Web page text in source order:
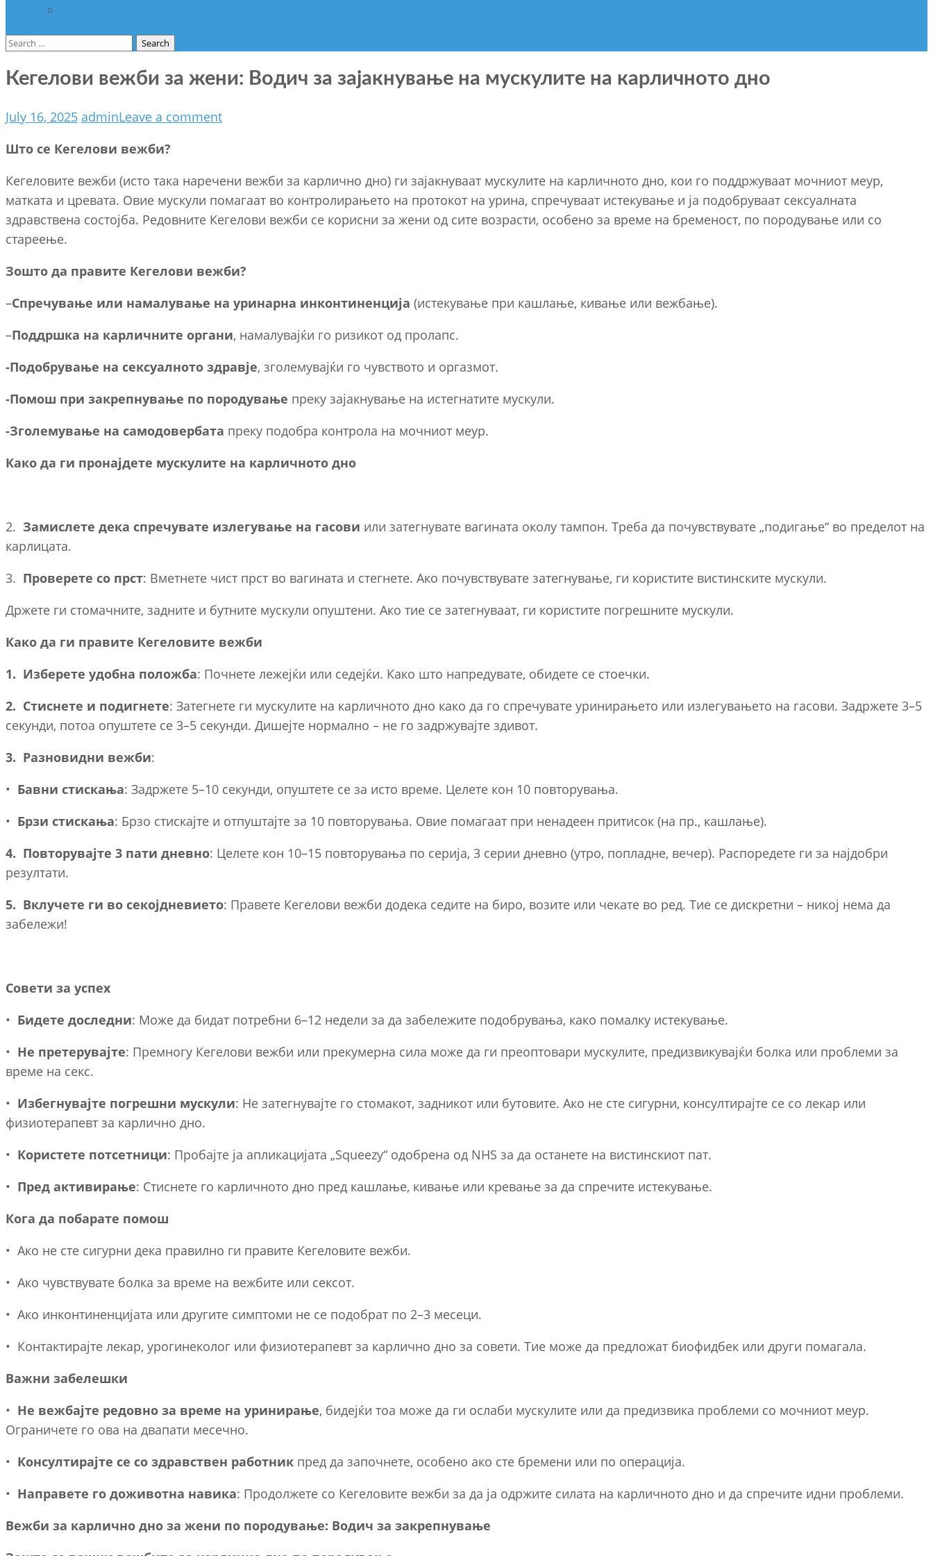
Search
Кегелови вежби за жени: Водич за зајакнување на мускулите на карличното дно
July 16, 2025 adminLeave a comment
Што се Кегелови вежби?
Кегеловите вежби (исто така наречени вежби за карлично дно) ги зајакнуваат мускулите на карличното дно, кои го поддржуваат мочниот меур,
матката и цревата. Овие мускули помагаат во контролирањето на протокот на урина, спречуваат истекување и ја подобруваат сексуалната
здравствена состојба. Редовните Кегелови вежби се корисни за жени од сите возрасти, особено за време на бременост, по породување или со
стареење.
Зошто да правите Кегелови вежби?
–Спречување или намалување на уринарна инконтиненција (истекување при кашлање, кивање или вежбање).
–Поддршка на карличните органи, намалувајќи го ризикот од пролапс.
-Подобрување на сексуалното здравје, зголемувајќи го чувството и оргазмот.
-Помош при закрепнување по породување преку зајакнување на истегнатите мускули.
-Зголемување на самодовербата преку подобра контрола на мочниот меур.
Како да ги пронајдете мускулите на карличното дно
2. Замислете дека спречувате излегување на гасови или затегнувате вагината околу тампон. Треба да почувствувате „подигање“ во пределот на
карлицата.
3. Проверете со прст: Вметнете чист прст во вагината и стегнете. Ако почувствувате затегнување, ги користите вистинските мускули.
Држете ги стомачните, задните и бутните мускули опуштени. Ако тие се затегнуваат, ги користите погрешните мускули.
Како да ги правите Кегеловите вежби
1. Изберете удобна положба: Почнете лежејќи или седејќи. Како што напредувате, обидете се стоечки.
2. Стиснете и подигнете: Затегнете ги мускулите на карличното дно како да го спречувате уринирањето или излегувањето на гасови. Задржете 3–5
секунди, потоа опуштете се 3–5 секунди. Дишејте нормално – не го задржувајте здивот.
3. Разновидни вежби:
• Бавни стискања: Задржете 5–10 секунди, опуштете се за исто време. Целете кон 10 повторувања.
• Брзи стискања: Брзо стискајте и отпуштајте за 10 повторувања. Овие помагаат при ненадеен притисок (на пр., кашлање).
4. Повторувајте 3 пати дневно: Целете кон 10–15 повторувања по серија, 3 серии дневно (утро, попладне, вечер). Распоредете ги за најдобри
резултати.
5. Вклучете ги во секојдневието: Правете Кегелови вежби додека седите на биро, возите или чекате во ред. Тие се дискретни – никој нема да
забележи!
Совети за успех
• Бидете доследни: Може да бидат потребни 6–12 недели за да забележите подобрувања, како помалку истекување.
• Не претерувајте: Премногу Кегелови вежби или прекумерна сила може да ги преоптовари мускулите, предизвикувајќи болка или проблеми за
време на секс.
• Избегнувајте погрешни мускули: Не затегнувајте го стомакот, задникот или бутовите. Ако не сте сигурни, консултирајте се со лекар или
физиотерапевт за карлично дно.
• Користете потсетници: Пробајте ја апликацијата „Squeezy“ одобрена од NHS за да останете на вистинскиот пат.
• Пред активирање: Стиснете го карличното дно пред кашлање, кивање или кревање за да спречите истекување.
Кога да побарате помош
• Ако не сте сигурни дека правилно ги правите Кегеловите вежби.
• Ако чувствувате болка за време на вежбите или сексот.
• Ако инконтиненцијата или другите симптоми не се подобрат по 2–3 месеци.
• Контактирајте лекар, урогинеколог или физиотерапевт за карлично дно за совети. Тие може да предложат биофидбек или други помагала.
Важни забелешки
• Не вежбајте редовно за време на уринирање, бидејќи тоа може да ги ослаби мускулите или да предизвика проблеми со мочниот меур.
Ограничете го ова на двапати месечно.
• Консултирајте се со здравствен работник пред да започнете, особено ако сте бремени или по операција.
• Направете го доживотна навика: Продолжете со Кегеловите вежби за да ја одржите силата на карличното дно и да спречите идни проблеми.
Вежби за карлично дно за жени по породување: Водич за закрепнување